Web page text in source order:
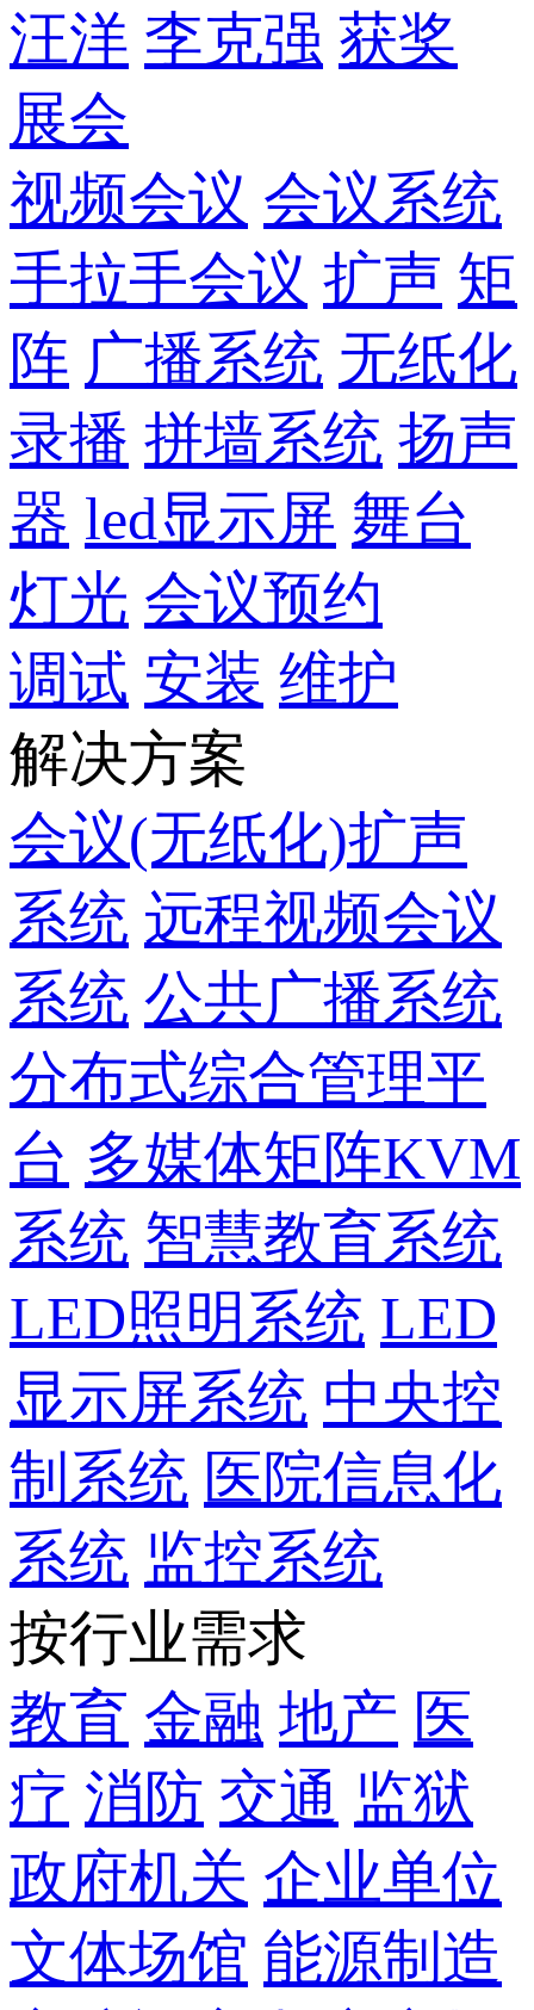
汪洋 李克强 获奖
展会
视频会议 会议系统
手拉手会议 扩声 矩
阵 广播系统 无纸化
录播 拼墙系统 扬声
器 led显示屏 舞台
灯光 会议预约
调试 安装 维护
解决方案
会议(无纸化)扩声
系统 远程视频会议
系统 公共广播系统
分布式综合管理平
台 多媒体矩阵KVM
系统 智慧教育系统
LED照明系统 LED
显示屏系统 中央控
制系统 医院信息化
系统 监控系统
按行业需求
教育 金融 地产 医
疗 消防 交通 监狱
政府机关 企业单位
文体场馆 能源制造